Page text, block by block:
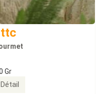
ttc
Gr
Détail